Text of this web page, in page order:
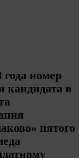
года номер
кандидата в
пятого